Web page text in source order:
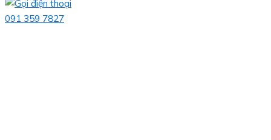
091 359 7827